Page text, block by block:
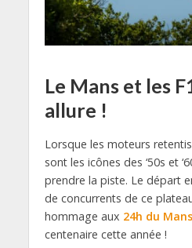
Le Mans et les
allure !
Lorsque les moteurs
sont les icônes des ‘50s et
prendre la piste. Le départ
de concurrents de ce
hommage aux 24h du Mans
centenaire cette année !